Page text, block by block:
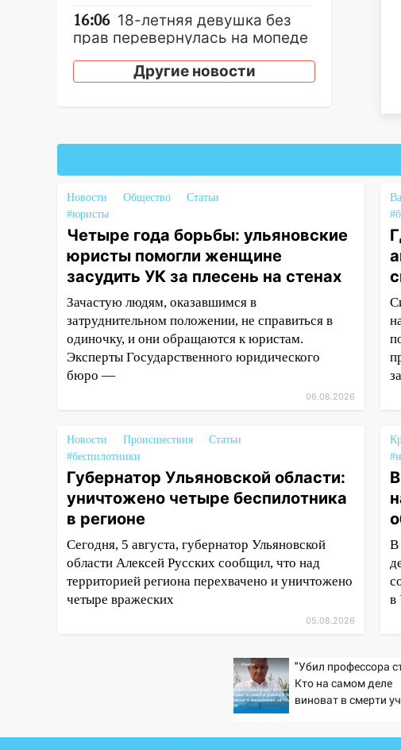
16:06 18-летняя девушка без
прав перевернулась на мопеде
15:59 Ульяновец отдал более
15:00
тройного ДТП
госпитализировали 25-летнего
байкера
14:32
надвигается жара
14:08 Пешеход переходил по
«зебре»: подробности
серьезной аварии на
улице Трудовой горело здание
13:00 Водитель без прав
врезался в припаркованный
автомобиль
12:37
Переезжал «зебру» на
велосипеде и попал под колеса
12:18 Вспыхнул изнутри: в
Железнодорожном районе
В Радищевском районе
сгорели хозяйственные
Другие новости
Новости Общество
Статьи
#юристы
Четыре года борьбы: ульяновские
юристы помогли женщине
засудить УК за плесень на стенах
Зачастую людям, оказавшимся в
затруднительном положении, не справиться в
одиночку, и они обращаются к юристам.
Эксперты Государственного юридического
бюро —
06.08.2026
Новости Происшествия
Статьи
#беспилотники
Губернатор Ульяновской области:
уничтожено четыре беспилотника
в регионе
Сегодня, 5 августа, губернатор Ульяновской
области Алексей Русских сообщил, что над
территорией региона перехвачено и уничтожено
четыре вражеских
05.08.2026
В
в
"Убил профессора
Кто на самом деле
виноват в смерти